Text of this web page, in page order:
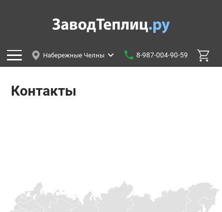
Набережные Челны 8-987-004-90-59
Контакты